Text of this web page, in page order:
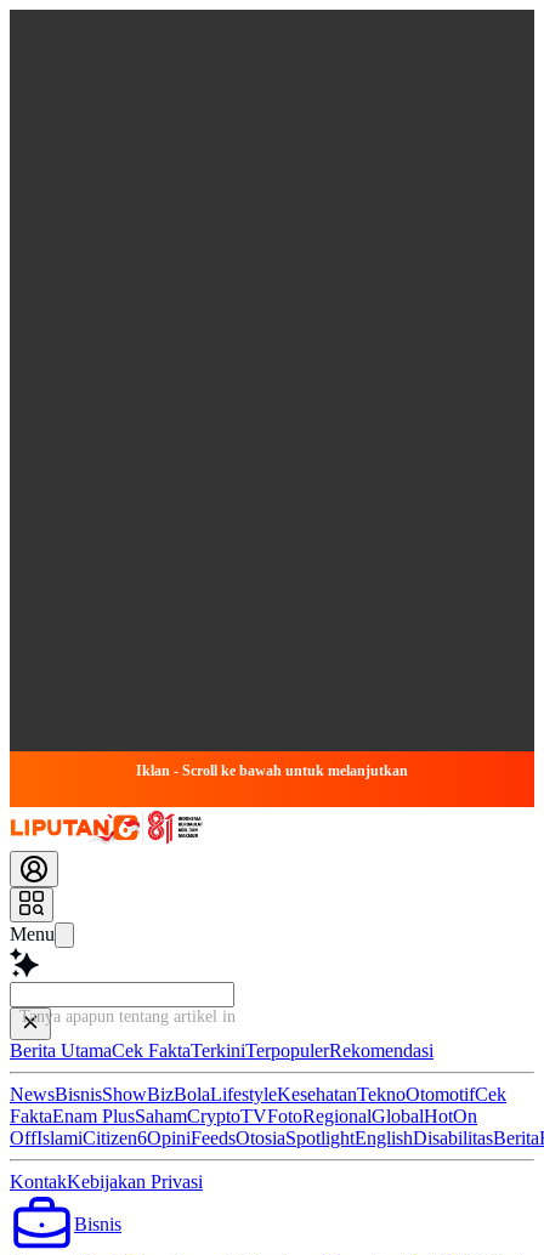
Iklan - Scroll ke bawah untuk melanjutkan
Menu
Tanya apapun tentang artikel ini...
Berita UtamaCek FaktaTerkiniTerpopulerRekomendasi
NewsBisnisShowBizBolaLifestyleKesehatanTeknoOtomotifCek
FaktaEnam PlusSahamCryptoTVFotoRegionalGlobalHotOn
OffIslamiCitizen6OpiniFeedsOtosiaSpotlightEnglishDisabilitasBerita
KontakKebijakan Privasi
Bisnis